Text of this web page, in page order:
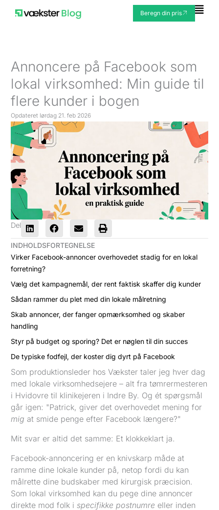
Beregn din pris
Annoncere på Facebook som
lokal virksomhed: Min guide til
flere kunder i bogen
Opdateret lørdag 21. feb 2026
Del
INDHOLDSFORTEGNELSE
Virker Facebook-annoncer overhovedet stadig for en lokal
forretning?
Vælg det kampagnemål, der rent faktisk skaffer dig kunder
Sådan rammer du plet med din lokale målretning
Skab annoncer, der fanger opmærksomhed og skaber
handling
Styr på budget og sporing? Det er nøglen til din succes
De typiske fodfejl, der koster dig dyrt på Facebook
Som produktionsleder hos Vækster taler jeg hver dag
med lokale virksomhedsejere – alt fra tømrermesteren
i Hvidovre til klinikejeren i Indre By. Og ét spørgsmål
går igen: "Patrick, giver det overhovedet mening for
mig at smide penge efter Facebook længere?"
Mit svar er altid det samme: Et klokkeklart ja.
Facebook-annoncering er en knivskarp måde at
ramme dine lokale kunder på, netop fordi du kan
målrette dine budskaber med kirurgisk præcision.
Som lokal virksomhed kan du pege dine annoncer
direkte mod folk ispecifikke postnumre eller inden